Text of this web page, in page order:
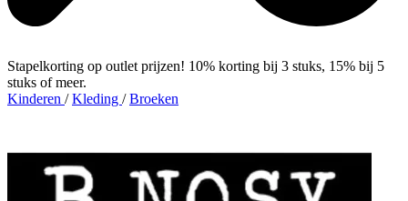
Stapelkorting op outlet prijzen! 10% korting bij 3 stuks, 15% bij 5
stuks of meer.
Kinderen / Kleding / Broeken